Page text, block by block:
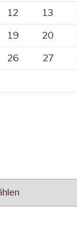
12 13
19 20
26 27